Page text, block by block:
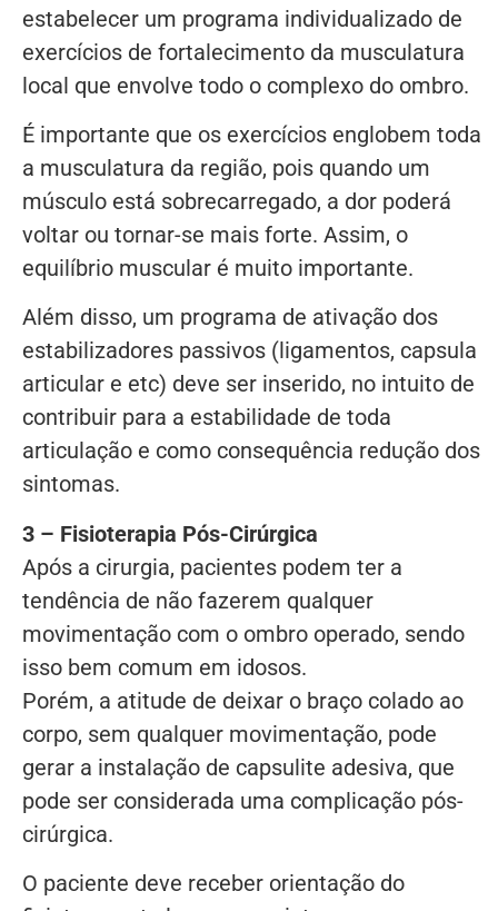
estabelecer um programa individualizado de
exercícios de fortalecimento da musculatura
local que envolve todo o complexo do ombro.
É importante que os exercícios englobem toda
a musculatura da região, pois quando um
músculo está sobrecarregado, a dor poderá
voltar ou tornar-se mais forte. Assim, o
equilíbrio muscular é muito importante.
Além disso, um programa de ativação dos
estabilizadores passivos (ligamentos, capsula
articular e etc) deve ser inserido, no intuito de
contribuir para a estabilidade de toda
articulação e como consequência redução dos
sintomas.
3 – Fisioterapia Pós-Cirúrgica
Após a cirurgia, pacientes podem ter a
tendência de não fazerem qualquer
movimentação com o ombro operado, sendo
isso bem comum em idosos.
Porém, a atitude de deixar o braço colado ao
corpo, sem qualquer movimentação, pode
gerar a instalação de capsulite adesiva, que
pode ser considerada uma complicação pós-
cirúrgica.
O paciente deve receber orientação do